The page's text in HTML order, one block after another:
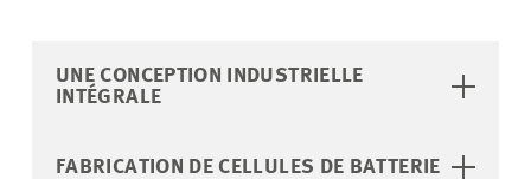
UNE CONCEPTION INDUSTRIELLE
INTÉGRALE
FABRICATION DE CELLULES DE BATTERIE